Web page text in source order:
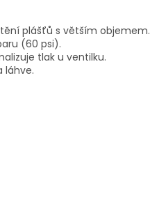
plášťů s větším objemem.
(60 psi).
tlak u ventilku.
láhve.